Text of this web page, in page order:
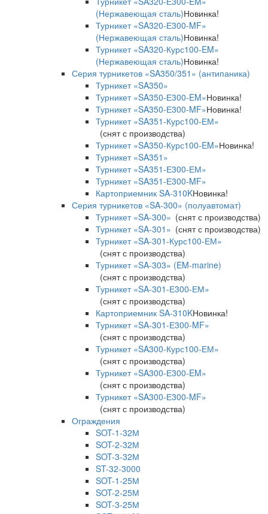
(Нержавеющая сталь)Новинка!
Турникет «SA320-Е300-MF»
(Нержавеющая сталь)Новинка!
Турникет «SA320-Курс100-EM»
(Нержавеющая сталь)Новинка!
Серия турникетов «SA350/351» (антипаника)
Турникет «SA350»
Турникет «SA350-Е300-EM»Новинка!
Турникет «SA350-Е300-MF»Новинка!
Турникет «SA351-Курс100-ЕМ»
(снят с производства)
Турникет «SA350-Курс100-EM»Новинка!
Турникет «SA351»
Турникет «SA351-Е300-ЕМ»
Турникет «SA351-Е300-MF»
Картоприемник SA-310KНовинка!
Серия турникетов «SA-300» (полуавтомат)
Турникет «SA-300» (снят с производства)
Турникет «SA-301» (снят с производства)
Турникет «SA-301-Курс100-ЕМ»
(снят с производства)
Турникет «SA-303» (EM-marine)
(снят с производства)
Турникет «SA-301-Е300-ЕМ»
(снят с производства)
Картоприемник SA-310KНовинка!
Турникет «SA-301-Е300-MF»
(снят с производства)
Турникет «SA300-Курс100-ЕМ»
(снят с производства)
Турникет «SA300-Е300-EM»
(снят с производства)
Турникет «SA300-Е300-MF»
(снят с производства)
Ограждения
SOT-1-32М
SOT-2-32М
SOT-3-32М
ST-32-3000
SOT-1-25М
SOT-2-25М
SOT-3-25М